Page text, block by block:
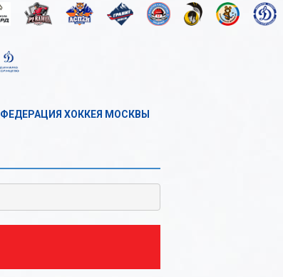
ФЕДЕРАЦИЯ ХОККЕЯ МОСКВЫ